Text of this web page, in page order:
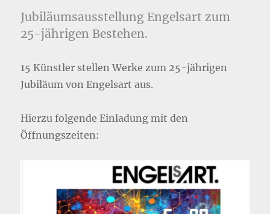
Jubiläumsausstellung Engelsart zum
25-jährigen Bestehen.
15 Künstler stellen Werke zum 25-jährigen
Jubiläum von Engelsart aus.
Hierzu folgende Einladung mit den
Öffnungszeiten: